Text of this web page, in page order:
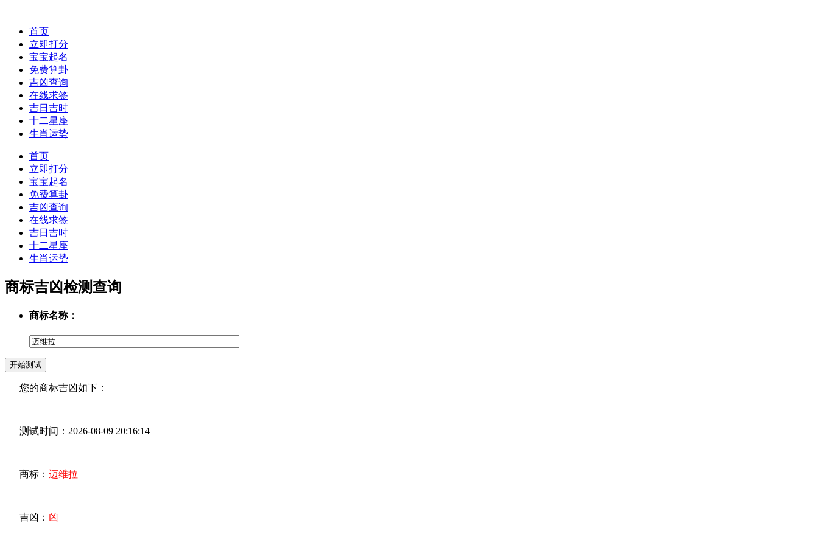
首页
立即打分
宝宝起名
免费算卦
吉凶查询
在线求签
吉日吉时
十二星座
生肖运势
首页
立即打分
宝宝起名
免费算卦
吉凶查询
在线求签
吉日吉时
十二星座
生肖运势
商标吉凶检测查询
商标名称：
您的商标吉凶如下：
测试时间：2026-08-09 20:16:14
商标： 迈维拉
吉凶： 凶